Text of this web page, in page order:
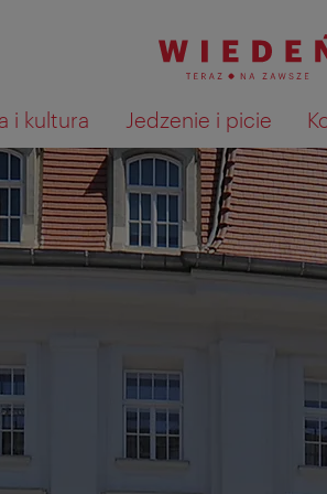
i kultura Jedzenie i picie
Pokaż na